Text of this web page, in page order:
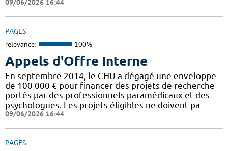
09/06/2026 16:44
PAGES
relevance: 100%
Appels d'Offre Interne
En septembre 2014, le CHU a dégagé une enveloppe
de 100 000 € pour financer des projets de recherche
portés par des professionnels paramédicaux et des
psychologues. Les projets éligibles ne doivent pa
09/06/2026 16:44
PAGES